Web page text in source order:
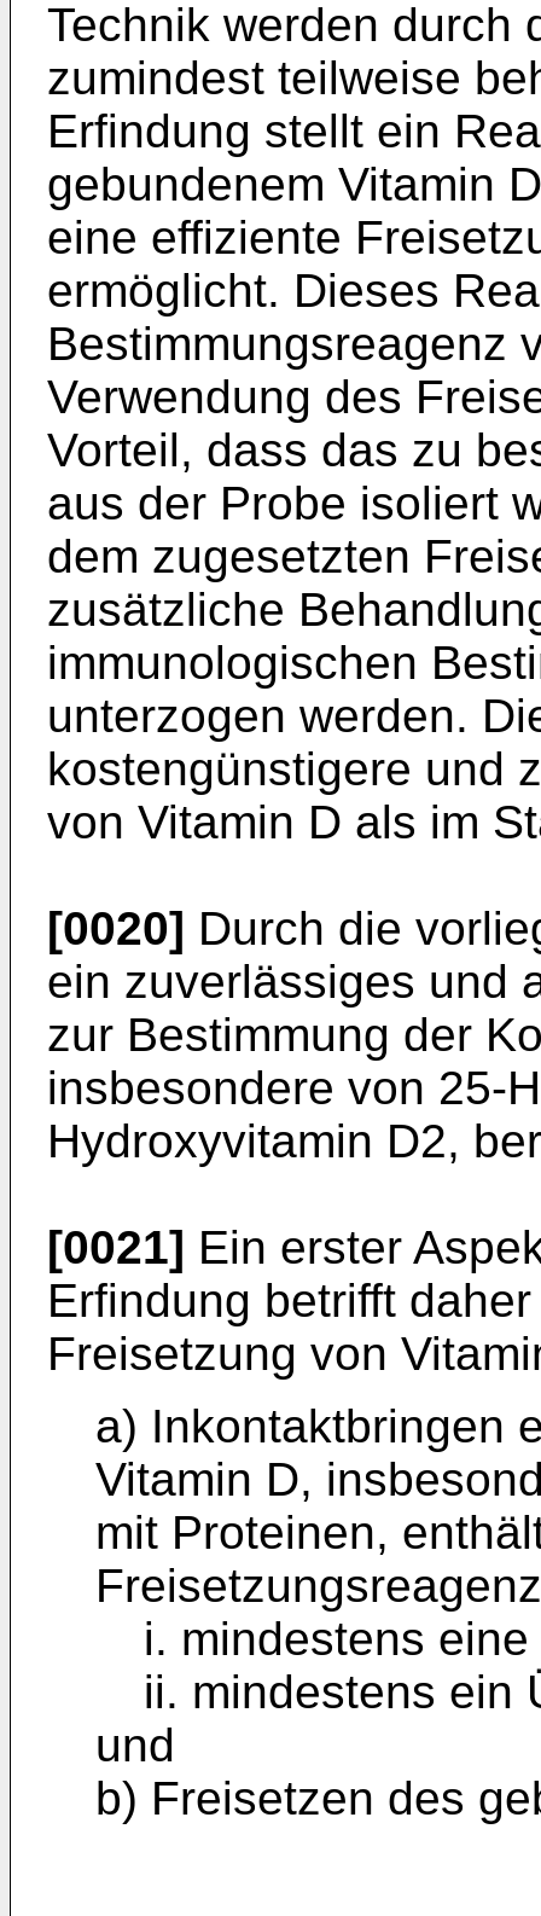
Technik werden durch
zumindest teilweise
Erfindung stellt ein
gebundenem Vitamin
eine effiziente
ermöglicht. Dieses
Bestimmungsreagenz
Verwendung des
Vorteil, dass das zu
aus der Probe isoliert
dem zugesetzten
zusätzliche
immunologischen
unterzogen werden.
kostengünstigere und
von Vitamin D als im
[0020] Durch die
ein zuverlässiges und
zur Bestimmung der
insbesondere von 25-
Hydroxyvitamin D2,
[0021] Ein erster
Erfindung betrifft
Freisetzung von
a) Inkontaktbringen
Vitamin D,
mit Proteinen,
i. mindestens
ii. mindestens ein
und
b) Freisetzen des